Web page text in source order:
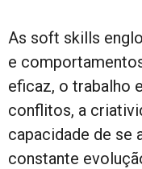
As soft skills
e
eficaz, o trabalho
conflitos, a
capacidade de se
constante